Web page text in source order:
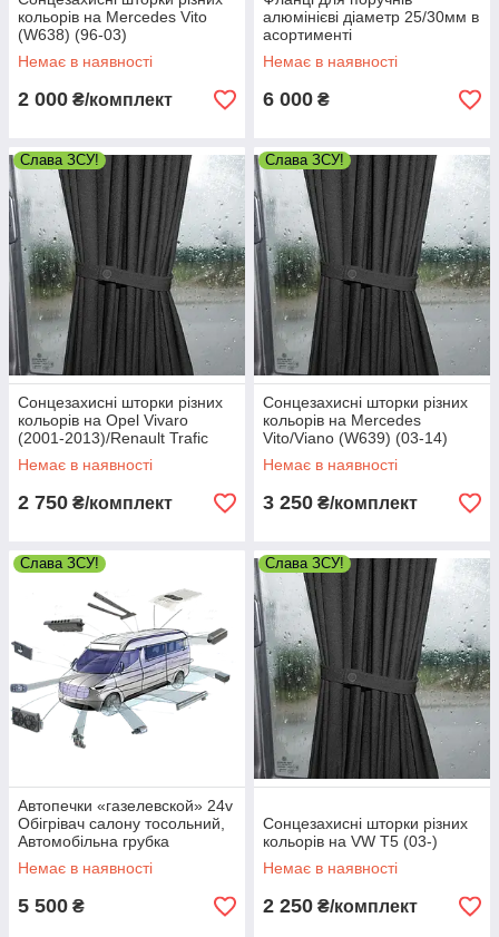
кольорів на Mercedes Vito
(W638) (96-03)
Немає в наявності
2 000 ₴/комплект
алюмінієві діаметр 25/30мм в
асортименті
Немає в наявності
6 000 ₴
Слава ЗСУ!
Сонцезахисні шторки різних
кольорів на Opel Vivaro
(2001-2013)/Renault Trafic
(2001-2013)/Nissan Primastar
(2001-)
Немає в наявності
2 750 ₴/комплект
Слава ЗСУ!
Сонцезахисні шторки різних
кольорів на Mercedes
Vito/Viano (W639) (03-14)
Немає в наявності
3 250 ₴/комплект
Слава ЗСУ!
Автопечки «газелевской» 24v
Обігрівач салону тосольний,
Автомобільна грубка
Немає в наявності
5 500 ₴
Слава ЗСУ!
Сонцезахисні шторки різних
кольорів на VW T5 (03-)
Немає в наявності
2 250 ₴/комплект